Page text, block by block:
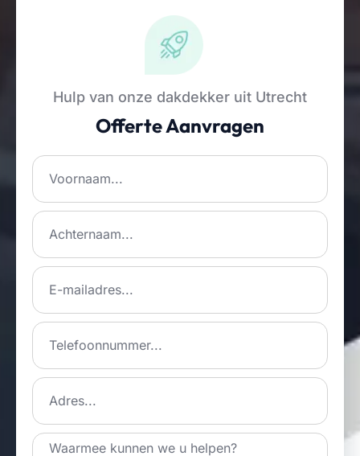
Hulp van onze dakdekker uit Utrecht
Offerte Aanvragen